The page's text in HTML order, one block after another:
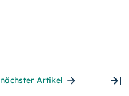
nächster Artikel